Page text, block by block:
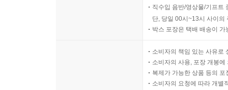
직수입 음반/영상물/기프트
단, 당일 00시~13시 사이의
박스 포장은 택배 배송이
소비자의 책임 있는 사유로
소비자의 사용, 포장 개봉
복제가 가능한 상품 등의
소비자의 요청에 따라 개별